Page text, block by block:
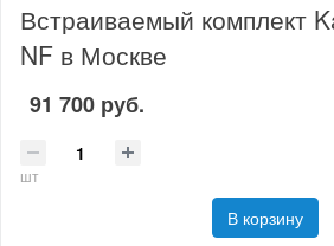
Встраиваемый комплект
NF в Москве
91 700 руб.
шт
В корзину